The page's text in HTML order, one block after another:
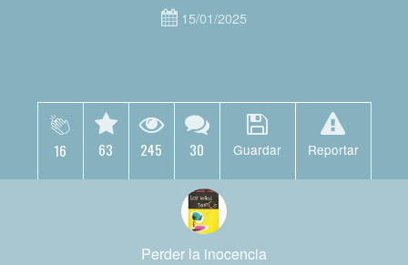
15/01/2025
16 63 245 30 Guardar Reportar
Perder la inocencia